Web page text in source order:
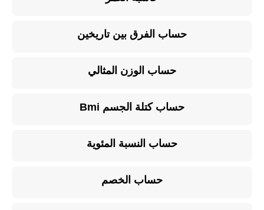
حساب الفرق بين تاريخين
حساب الوزن المثالي
حساب كتلة الجسم Bmi
حساب النسبة المئوية
حساب الخصم